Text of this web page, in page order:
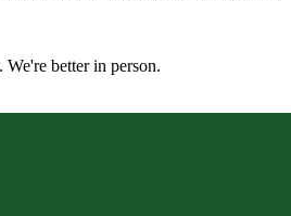
better in person.